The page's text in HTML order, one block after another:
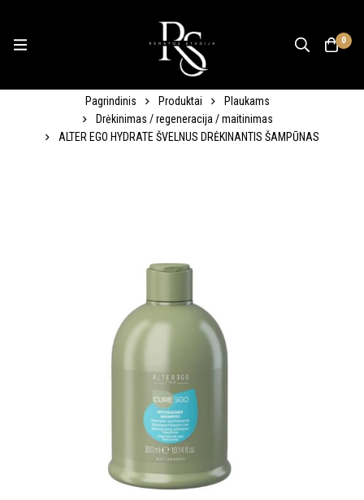
0
Pagrindinis Produktai
Plaukams
Drėkinimas / regeneracija / maitinimas
ALTER EGO HYDRATE ŠVELNUS DRĖKINANTIS ŠAMPŪNAS